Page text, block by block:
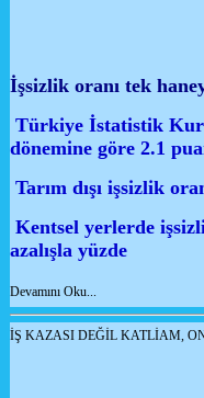
İşsizlik oranı tek
Türkiye İstatistik
dönemine göre 2.1
Tarım dışı işsizlik
Kentsel yerlerde
azalışla yüzde
Devamını Oku...
İŞ KAZASI DEĞİL KATLİAM,